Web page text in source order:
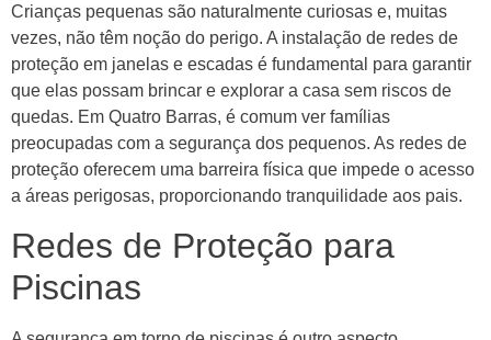
Crianças pequenas são naturalmente curiosas e, muitas
vezes, não têm noção do perigo. A instalação de redes de
proteção em janelas e escadas é fundamental para garantir
que elas possam brincar e explorar a casa sem riscos de
quedas. Em Quatro Barras, é comum ver famílias
preocupadas com a segurança dos pequenos. As redes de
proteção oferecem uma barreira física que impede o acesso
a áreas perigosas, proporcionando tranquilidade aos pais.
Redes de Proteção para
Piscinas